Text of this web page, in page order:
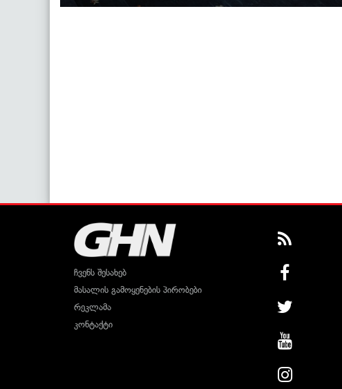
ჩვენს შესახებ
მასალის გამოყენების პირობები
რეკლამა
კონტაქტი